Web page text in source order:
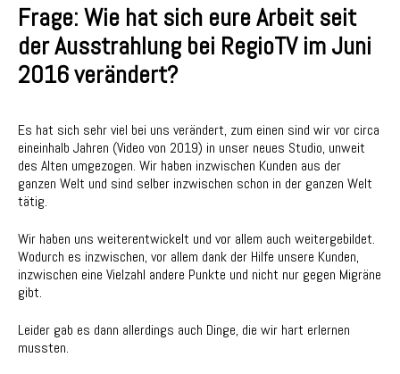
Frage: Wie hat sich eure Arbeit seit
der Ausstrahlung bei RegioTV im Juni
2016 verändert?
Es hat sich sehr viel bei uns verändert, zum einen sind wir vor circa
eineinhalb Jahren (Video von 2019) in unser neues Studio, unweit
des Alten umgezogen. Wir haben inzwischen Kunden aus der
ganzen Welt und sind selber inzwischen schon in der ganzen Welt
tätig.
Wir haben uns weiterentwickelt und vor allem auch weitergebildet.
Wodurch es inzwischen, vor allem dank der Hilfe unsere Kunden,
inzwischen eine Vielzahl andere Punkte und nicht nur gegen Migräne
gibt.
Leider gab es dann allerdings auch Dinge, die wir hart erlernen
mussten.